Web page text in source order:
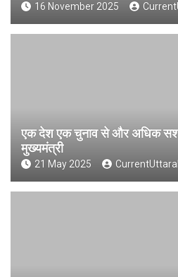
16 November 2025
एक देश एक चुनाव से और अधिक
मुख्यमंत्री
21 May 2025